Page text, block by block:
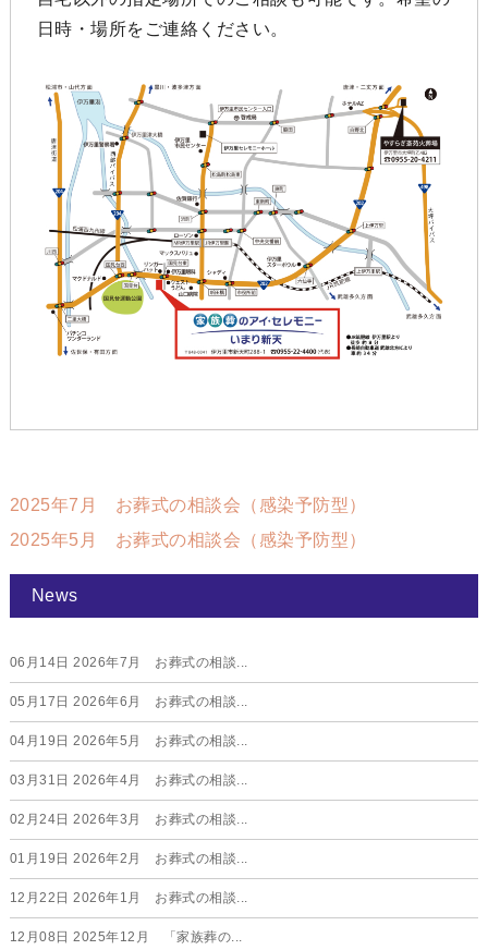
日時・場所をご連絡ください。
2025年7月 お葬式の相談会（感染予防型）
2025年5月 お葬式の相談会（感染予防型）
News
06月14日 2026年7月 お葬式の相談...
05月17日 2026年6月 お葬式の相談...
04月19日 2026年5月 お葬式の相談...
03月31日 2026年4月 お葬式の相談...
02月24日 2026年3月 お葬式の相談...
01月19日 2026年2月 お葬式の相談...
12月22日 2026年1月 お葬式の相談...
12月08日 2025年12月 「家族葬の...